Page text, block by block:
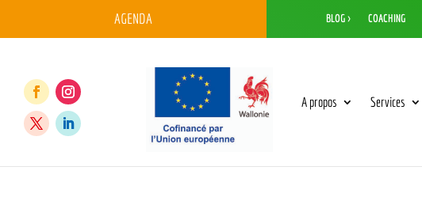
AGENDA BLOG > COACHING
A propos Services